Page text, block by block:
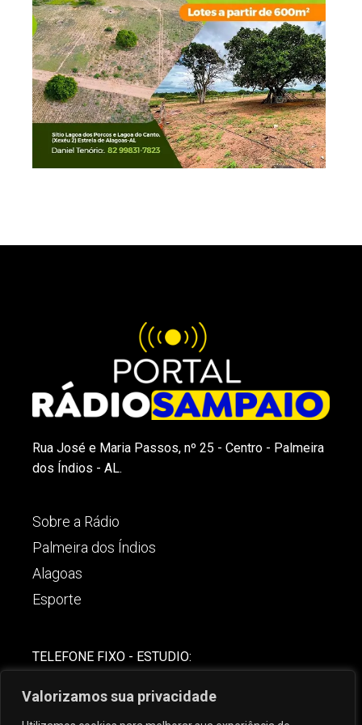
Valorizamos sua privacidade
Rua José e Maria Passos, nº 25 - Centro - Palmeira
dos Índios - AL.
Sobre a Rádio
Palmeira dos Índios
Alagoas
Esporte
TELEFONE FIXO - ESTUDIO: